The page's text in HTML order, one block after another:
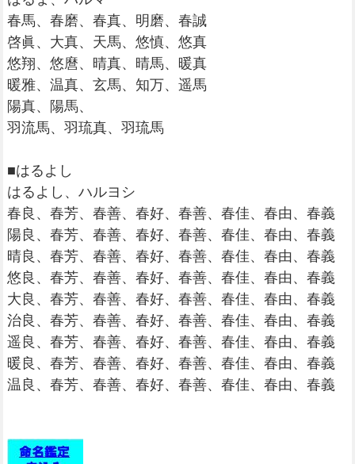
春馬、春磨、春真、明磨、春誠
啓眞、大真、天馬、悠慎、悠真
悠翔、悠麿、晴真、晴馬、暖真
暖雅、温真、玄馬、知万、遥馬
陽真、陽馬、
羽流馬、羽琉真、羽琉馬
■はるよし
はるよし、ハルヨシ
春良、春芳、春善、春好、春善、春佳、春由、春義
陽良、春芳、春善、春好、春善、春佳、春由、春義
晴良、春芳、春善、春好、春善、春佳、春由、春義
悠良、春芳、春善、春好、春善、春佳、春由、春義
大良、春芳、春善、春好、春善、春佳、春由、春義
治良、春芳、春善、春好、春善、春佳、春由、春義
遥良、春芳、春善、春好、春善、春佳、春由、春義
暖良、春芳、春善、春好、春善、春佳、春由、春義
温良、春芳、春善、春好、春善、春佳、春由、春義